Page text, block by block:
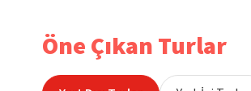
Öne Çıkan Turlar